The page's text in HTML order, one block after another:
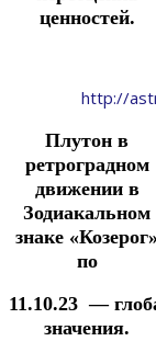
ценностей.
http://
Плутон в
ретроградном
движении в
Зодиакальном
знаке «Козерог»
по
11.10.23 —
значения.